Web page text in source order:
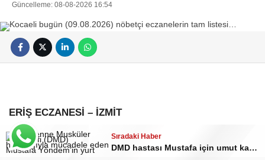
Sıradaki Haber
DMD hastası Mustafa için umut kampanyası sürüyor: Ailesinden destek çağrısı
Güncelleme: 08-08-2026 16:54
ERİŞ ECZANESİ – İZMİT